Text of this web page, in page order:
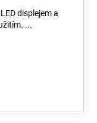
displejem a
...